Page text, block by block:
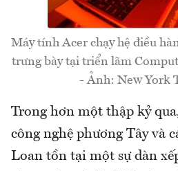
Máy tính Acer chạy hệ điều
trưng bày tại triển lãm
- Ảnh: New York
Trong hơn một thập kỷ
công nghệ phương Tây và
Loan tồn tại một sự dàn